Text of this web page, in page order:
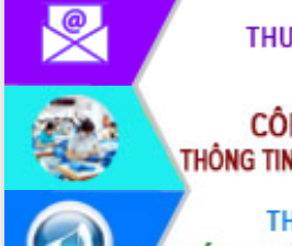
Du lịch Đắk Lắk nâng tầm trải nghiệm
du khách thông qua Hệ thống cơ sở dữ
liệu và Bản đồ số
Tập huấn ứng dụng trí tuệ nhân tạo (AI)
trong thương mại điện tử năm 2026
Đoàn đại biểu Quốc hội tỉnh Đắk Lắk
trao đổi thông tin trước Kỳ họp thứ
nhất, Quốc hội khóa XVI
Quyết liệt cải cách hành chính, khơi
thông nguồn lực phát triển